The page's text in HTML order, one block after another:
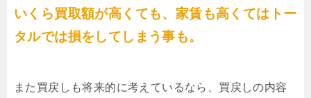
いくら買取額が高くても、家賃も高くてはトー
タルでは損をしてしまう事も。
また買戻しも将来的に考えているなら、買戻しの内容